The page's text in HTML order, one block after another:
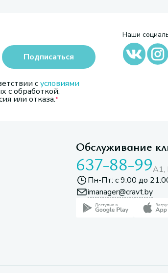
сусловиями
с обработкой,
или отказа.
Подписаться
Наши
Обслуживание
637-88-99A1,
Пн-Пт: с 9:00 до
imanager@cravt.by